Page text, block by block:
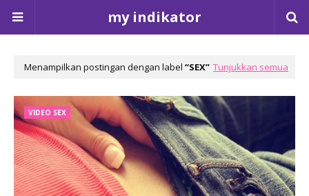
my indikator
Menampilkan postingan dengan label SEX Tunjukkan semua
VIDEO SEX